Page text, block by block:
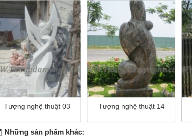
Tượng nghệ thuật 03 Tượng nghệ thuật 14
Những sản phẩm khác: